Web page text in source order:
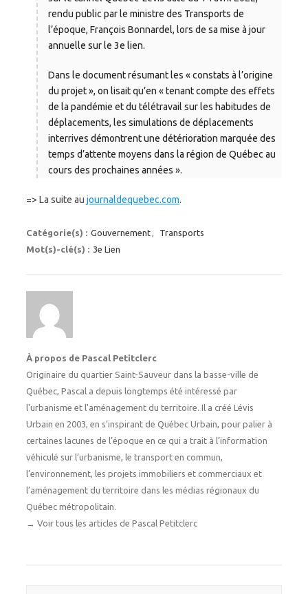
rendu public par le ministre des Transports de
l’époque, François Bonnardel, lors de sa mise à jour
annuelle sur le 3e lien.
Dans le document résumant les « constats à l’origine
du projet », on lisait qu’en « tenant compte des effets
de la pandémie et du télétravail sur les habitudes de
déplacements, les simulations de déplacements
interrives démontrent une détérioration marquée des
temps d’attente moyens dans la région de Québec au
cours des prochaines années ».
=> La suite au journaldequebec.com.
Catégorie(s) : Gouvernement,
Transports
Mot(s)-clé(s) : 3e Lien
À propos de Pascal Petitclerc
Originaire du quartier Saint-Sauveur dans la basse-ville de
Québec, Pascal a depuis longtemps été intéressé par
l'urbanisme et l'aménagement du territoire. Il a créé Lévis
Urbain en 2003, en s'inspirant de Québec Urbain, pour palier à
certaines lacunes de l’époque en ce qui a trait à l’information
véhiculé sur l’urbanisme, le transport en commun,
l’environnement, les projets immobiliers et commerciaux et
l’aménagement du territoire dans les médias régionaux du
Québec métropolitain.
→ Voir tous les articles de Pascal Petitclerc